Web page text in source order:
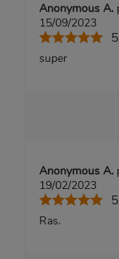
Anonymous A.
15/09/2023
super
Anonymous A.
19/02/2023
Ras.